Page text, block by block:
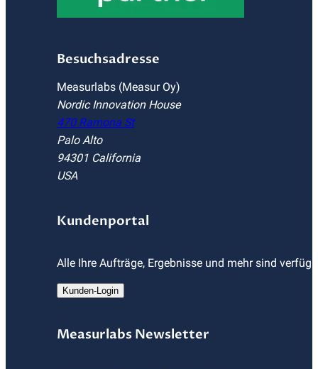
Besuchsadresse
Measurlabs (Measur Oy)
Nordic Innovation House
470 Ramona St
Palo Alto
94301 California
USA
Kundenportal
Alle Ihre Aufträge, Ergebnisse und mehr sind
Kunden-Login
Measurlabs Newsletter